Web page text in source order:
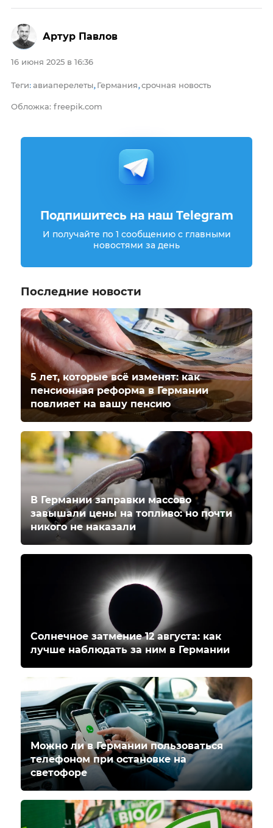
16 июня 2025 в 16:36
Теги: авиаперелеты, Германия,срочная новость
Обложка: freepik.com
Артур Павлов
Подпишитесь на наш Telegram
И получайте по 1 сообщению с главными
новостями за день
Последние новости
5 лет, которые всё изменят: как
пенсионная реформа в Германии
повлияет на вашу пенсию
В Германии заправки массово
завышали цены на топливо: но почти
никого не наказали
Солнечное затмение 12 августа: как
лучше наблюдать за ним в Германии
Можно ли в Германии пользоваться
телефоном при остановке на
светофоре